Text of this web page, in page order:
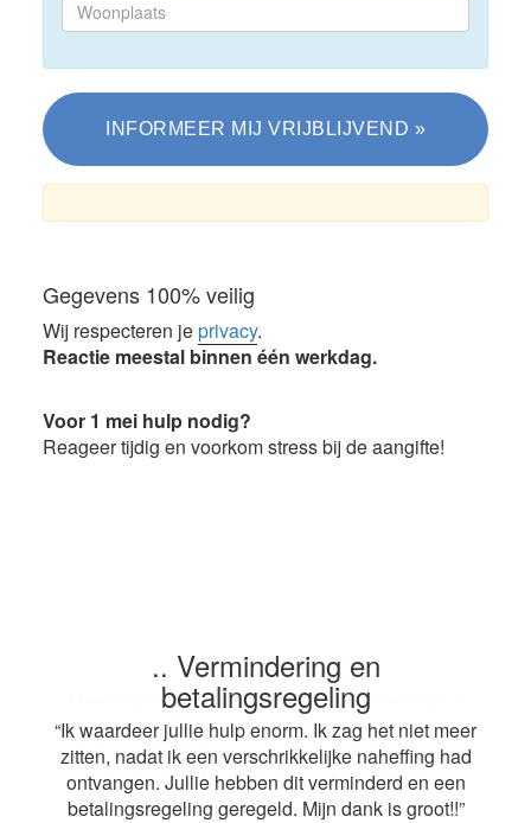
Gegevens 100% veilig
Wij respecteren jeprivacy.
Reactie meestal binnen één werkdag.
Voor 1 mei hulp nodig?
Reageer tijdig en voorkom stress bij de aangifte!
.. Vermindering en
betalingsregeling
“Ik waardeer jullie hulp enorm. Ik zag het niet meer
zitten, nadat ik een verschrikkelijke naheffing had
ontvangen. Jullie hebben dit verminderd en een
betalingsregeling geregeld. Mijn dank is groot!!”
.. Snelle service
“ Heel erg bedankt voor de snelle afwikkeling van
mijn aangifte. Op advies van mijn buurvrouw heb ik
gebruik gemaakt van jullie diensten. De adviseur
mag volgend jaar weer terugkomen! Grt.